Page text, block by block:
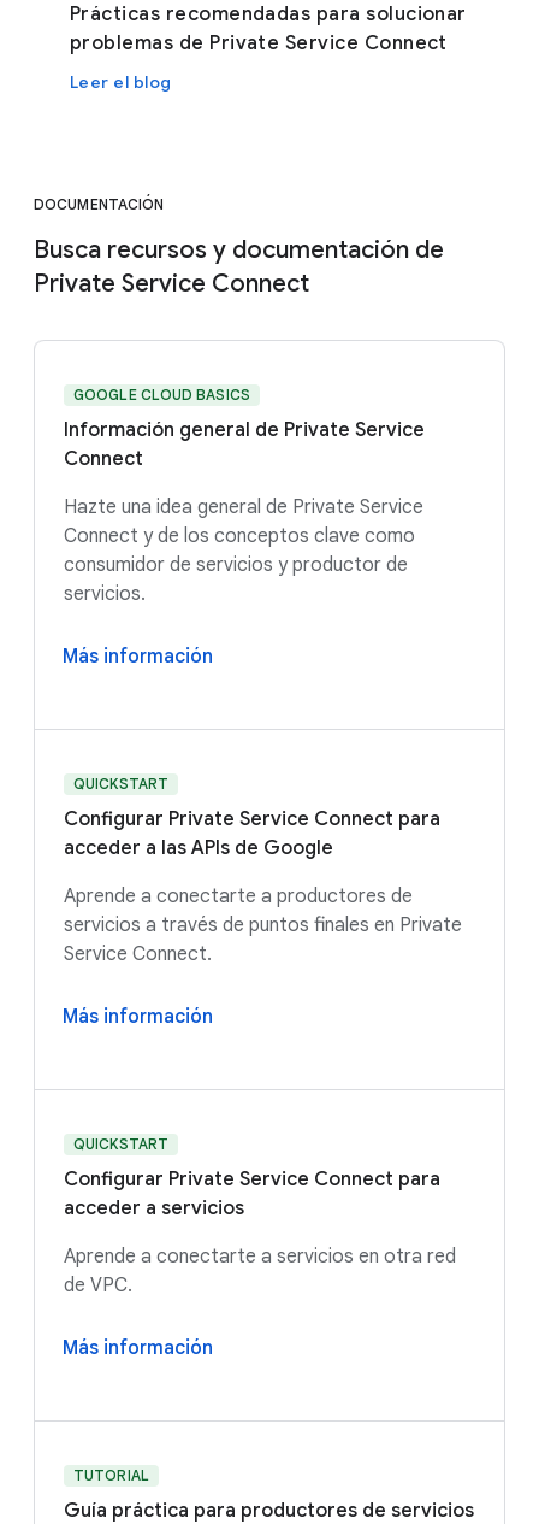
Prácticas recomendadas para solucionar
problemas de Private Service Connect
Leer el blog
DOCUMENTACIÓN
Busca recursos y documentación de
Private Service Connect
GOOGLE CLOUD BASICS
Información general de Private Service
Connect
Hazte una idea general de Private Service
Connect y de los conceptos clave como
consumidor de servicios y productor de
servicios.
Más información
QUICKSTART
Configurar Private Service Connect para
acceder a las APIs de Google
Aprende a conectarte a productores de
servicios a través de puntos finales en Private
Service Connect.
Más información
QUICKSTART
Configurar Private Service Connect para
acceder a servicios
Aprende a conectarte a servicios en otra red
de VPC.
Más información
TUTORIAL
Guía práctica para productores de servicios